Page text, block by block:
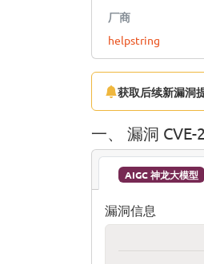
厂商
helpstring
获取后续新漏洞
一、 漏洞
AIGC 神龙大模型
漏洞信息